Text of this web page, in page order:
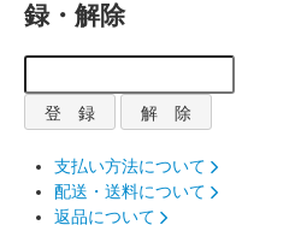
録・解除
支払い方法について
配送・送料について
返品について